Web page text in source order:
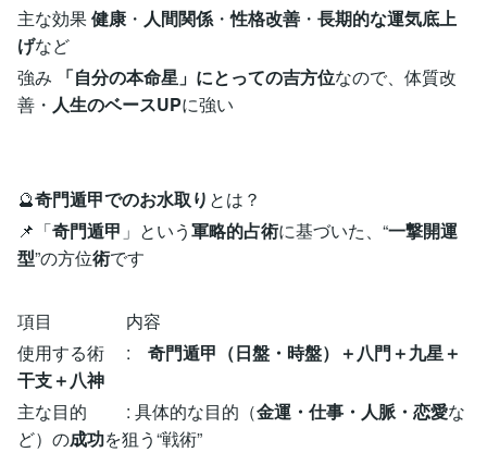
主な効果健康 ・ 人間関係・性格改善 ・ 長期的な運気底上
げなど
強み 「自分の本命星」にとっての吉方位なので、体質改
善・ 人生のベースUPに強い
🔮奇門遁甲でのお水取り とは？
📌「奇門遁甲 」という軍略的占術に基づいた、“一撃開運
型”の方位術です
項目 内容
使用する術 : 奇門遁甲（日盤・時盤）＋八門＋九星＋
干支＋八神
主な目的 : 具体的な目的（金運・仕事・人脈・恋愛な
ど）の成功を狙う“戦術”